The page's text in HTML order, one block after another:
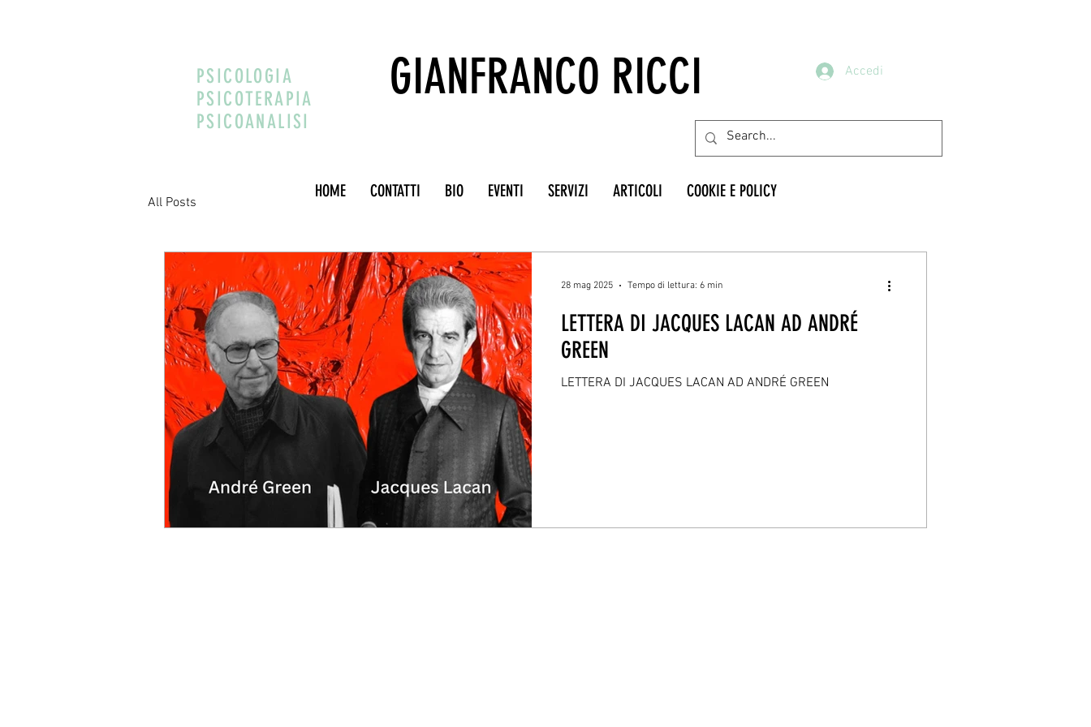
PSICOLOGIA
PSICOTERAPIA
PSICOANALISI
GIANFRANCO RICCI Accedi
HOME CONTATTI BIO EVENTI SERVIZI ARTICOLI COOKIE E POLICY
All Posts
LETTERA DI JACQUES LACAN AD ANDRÉ
GREEN
LETTERA DI JACQUES LACAN AD ANDRÉ GREEN
28 mag 2025 Tempo di lettura: 6 min